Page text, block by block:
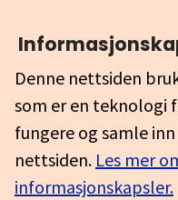
Denne nettsiden
som er en teknologi
fungere og samle
nettsiden. Les mer
informasjonskapsler.